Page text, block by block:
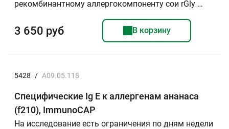
рекомбинантному аллергокомпоненту сои rGly …
3 650 руб В корзину
5428 / A09.05.118
Специфические Ig E к аллергенам ананаса
(f210), ImmunoCAP
На исследование есть ограничения по дням недели